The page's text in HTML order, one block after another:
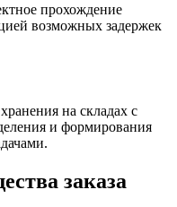
прохождение
возможных задержек
на складах с
и формирования
заказа